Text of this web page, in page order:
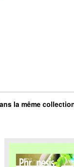
la même